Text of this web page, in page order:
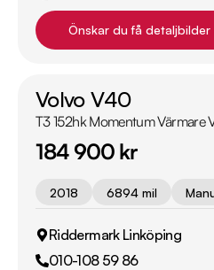
Önskar du få
Volvo V40
T3 152hk Momentum Värmare
184 900 kr
2018 6894 mil
Riddermark Linköping
010-108 59 86